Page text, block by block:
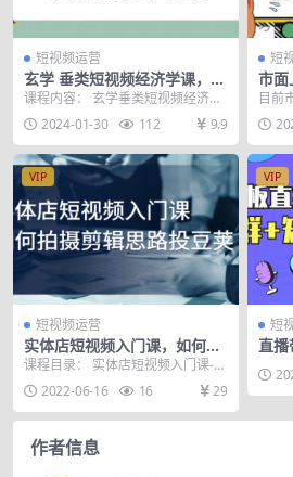
短视频运营
玄学 垂类短视频经济学课，保
姆级做号指南（8节课）
课程内容： 玄学垂类短视频经济学
课第一节.mp4 玄学垂类短视频经济
学课第七节....
2024-01-30 112 9.9
短
市面
号
辑起号
目前
学，
你在
VIP
短视频运营
实体店短视频入门课，如何拍
摄剪辑思路投豆荚价值999元
课程目录： 实体店短视频入门课-拍
摄.mp4 实体店短视频入门课-平台
底层逻辑解...
2022-06-16 16 29
VIP
短
直
收入
作者信息